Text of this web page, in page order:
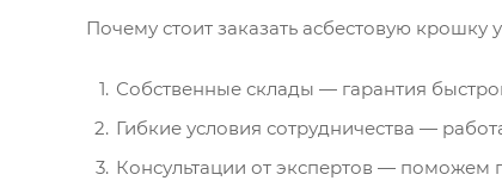
Почему стоит заказать асбестовую крошку
Собственные склады — гарантия
Гибкие условия сотрудничества —
Консультации от экспертов — поможем